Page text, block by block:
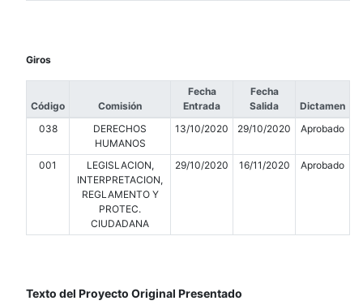
Giros
Código Comisión
Fecha
Entrada
Fecha
Salida
Dictamen
038
DERECHOS
HUMANOS
13/10/2020 29/10/2020 Aprobado
001
LEGISLACION,
INTERPRETACION,
REGLAMENTO Y
PROTEC.
CIUDADANA
29/10/2020 16/11/2020 Aprobado
Texto del Proyecto Original Presentado